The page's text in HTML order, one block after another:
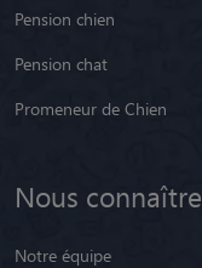
Pension chien
Pension chat
Promeneur de Chien
Nous connaître
Notre équipe